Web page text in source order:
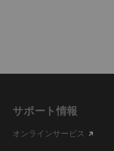
サポート情報
オンラインサービス